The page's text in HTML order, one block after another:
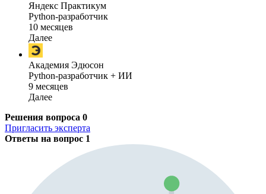
Яндекс Практикум
Python-разработчик
10 месяцев
Далее
Академия Эдюсон
Python-разработчик + ИИ
9 месяцев
Далее
Решения вопроса 0
Пригласить эксперта
Ответы на вопрос 1